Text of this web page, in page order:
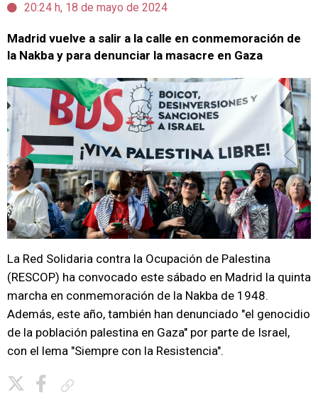
20:24 h, 18 de mayo de 2024
Madrid vuelve a salir a la calle en conmemoración de
la Nakba y para denunciar la masacre en Gaza
La Red Solidaria contra la Ocupación de Palestina
(RESCOP) ha convocado este sábado en Madrid la quinta
marcha en conmemoración de la Nakba de 1948.
Además, este año, también han denunciado "el genocidio
de la población palestina en Gaza" por parte de Israel,
con el lema "Siempre con la Resistencia".